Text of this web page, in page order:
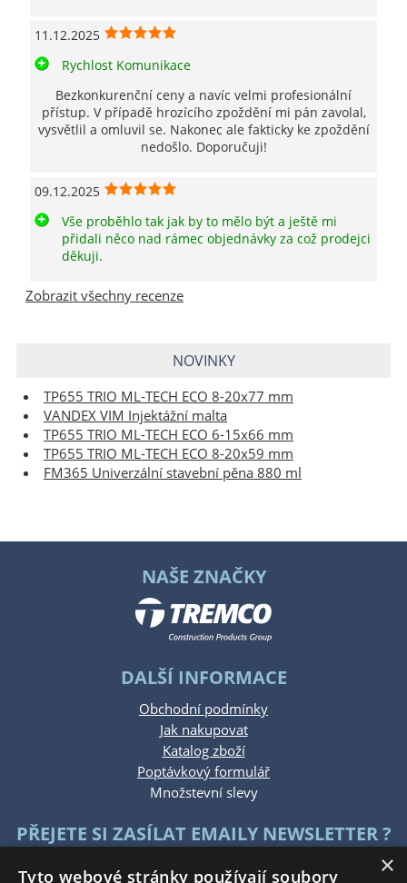
11.12.2025
Rychlost Komunikace
Bezkonkurenční ceny a navíc velmi profesionální
přístup. V případě hrozícího zpoždění mi pán zavolal,
vysvětlil a omluvil se. Nakonec ale fakticky ke zpoždění
nedošlo. Doporučuji!
09.12.2025
Vše proběhlo tak jak by to mělo být a ještě mi
přidali něco nad rámec objednávky za což prodejci
děkuji.
Zobrazit všechny recenze
NOVINKY
TP655 TRIO ML-TECH ECO 8-20x77 mm
VANDEX VIM Injektážní malta
TP655 TRIO ML-TECH ECO 6-15x66 mm
TP655 TRIO ML-TECH ECO 8-20x59 mm
FM365 Univerzální stavební pěna 880 ml
NAŠE ZNAČKY
DALŠÍ INFORMACE
Obchodní podmínky
Jak nakupovat
Katalog zboží
Poptávkový formulář
Množstevní slevy
PŘEJETE SI ZASÍLAT EMAILY NEWSLETTER ?
×
Tyto webové stránky používají soubory